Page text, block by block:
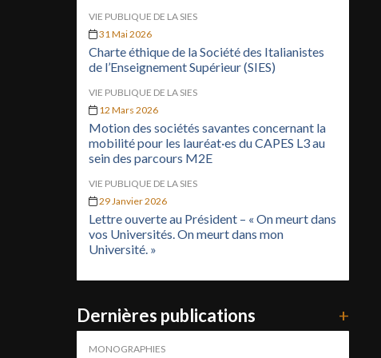
VIE PUBLIQUE DE LA SIES
31 Mai 2026
Charte éthique de la Société des Italianistes
de l’Enseignement Supérieur (SIES)
VIE PUBLIQUE DE LA SIES
12 Mars 2026
Motion des sociétés savantes concernant la
mobilité pour les lauréat·es du CAPES L3 au
sein des parcours M2E
VIE PUBLIQUE DE LA SIES
29 Janvier 2026
Lettre ouverte au Président – « On meurt dans
vos Universités. On meurt dans mon
Université. »
Dernières publications +
MONOGRAPHIES